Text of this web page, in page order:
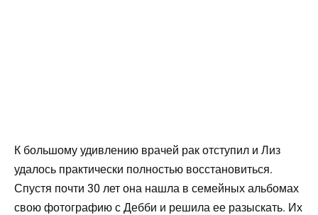
К большому удивлению врачей рак отступил и Лиз
удалось практически полностью восстановиться.
Спустя почти 30 лет она нашла в семейных альбомах
свою фотографию с Дебби и решила ее разыскать. Их